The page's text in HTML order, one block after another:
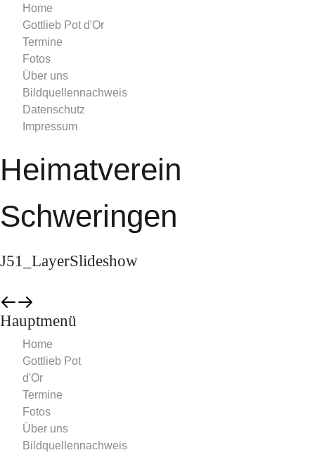
Home
Gottlieb Pot d'Or
Termine
Fotos
Über uns
Bildquellennachweis
Datenschutz
Impressum
Heimatverein
Schweringen
J51_LayerSlideshow
Hauptmenü
Home
Gottlieb Pot
d'Or
Termine
Fotos
Über uns
Bildquellennachweis